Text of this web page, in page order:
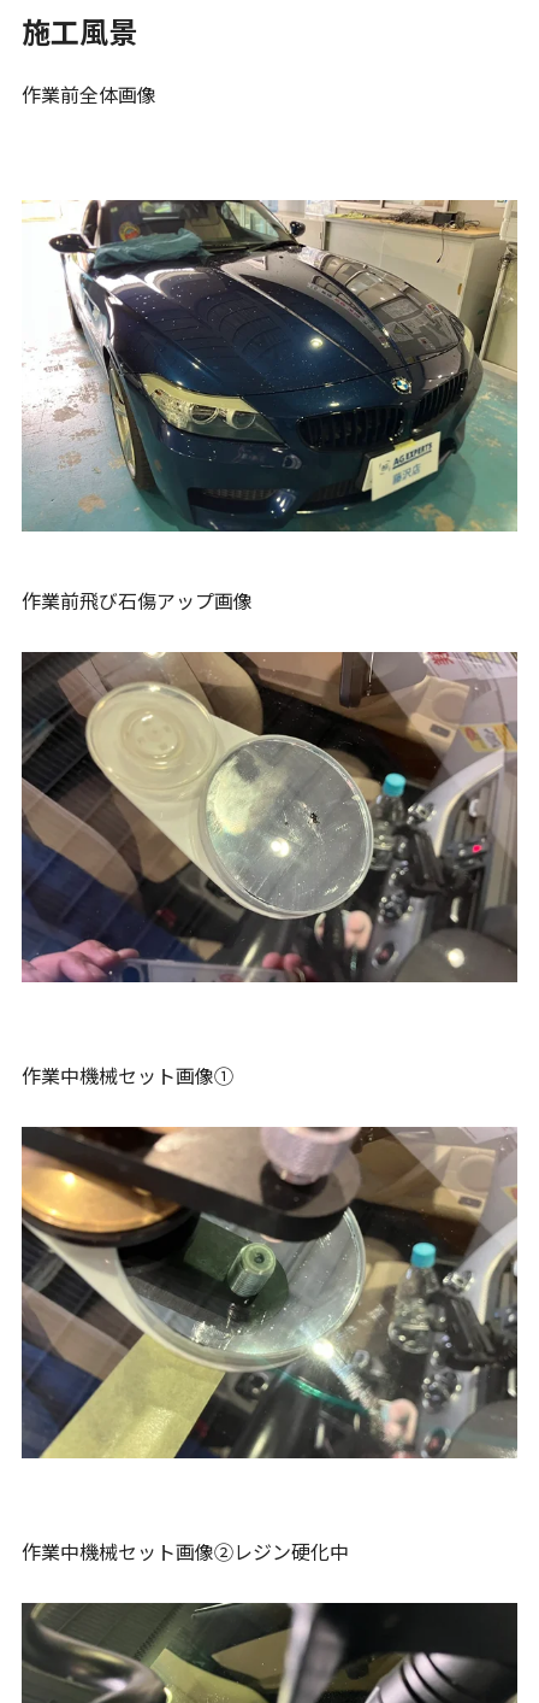
施工風景
作業前全体画像
作業前飛び石傷アップ画像
作業中機械セット画像①
作業中機械セット画像②レジン硬化中